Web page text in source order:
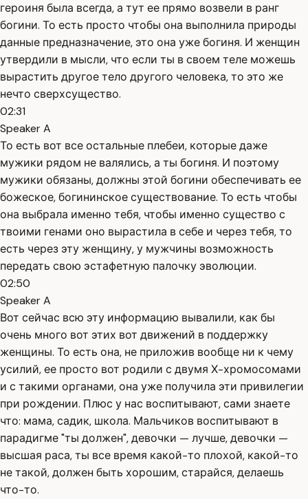
героиня была всегда, а тут ее прямо возвели в ранг
богини. То есть просто чтобы она выполнила природы
данные предназначение, это она уже богиня. И женщин
утвердили в мысли, что если ты в своем теле можешь
вырастить другое тело другого человека, то это же
нечто сверхсущество.
02:31
Speaker A
То есть вот все остальные плебеи, которые даже
мужики рядом не валялись, а ты богиня. И поэтому
мужики обязаны, должны этой богини обеспечивать ее
божеское, богининское существование. То есть чтобы
она выбрала именно тебя, чтобы именно существо с
твоими генами оно вырастила в себе и через тебя, то
есть через эту женщину, у мужчины возможность
передать свою эстафетную палочку эволюции.
02:50
Speaker A
Вот сейчас всю эту информацию вывалили, как бы
очень много вот этих вот движений в поддержку
женщины. То есть она, не приложив вообще ни к чему
усилий, ее просто вот родили с двумя Х-хромосомами
и с такими органами, она уже получила эти привилегии
при рождении. Плюс у нас воспитывают, сами знаете
что: мама, садик, школа. Мальчиков воспитывают в
парадигме "ты должен", девочки — лучше, девочки —
высшая раса, ты все время какой-то плохой, какой-то
не такой, должен быть хорошим, старайся, делаешь
что-то.